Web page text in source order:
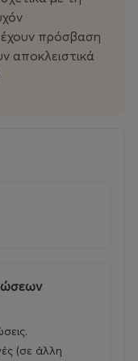
ΚΕΡΚΙΔΕΣ
σειρά)
πρόσβαση
αποκλειστικά
(σε άλλη